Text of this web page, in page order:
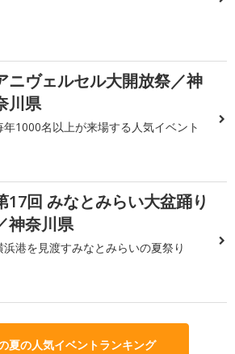
ニヴェルセル大開放祭／神
川県
年1000名以上が来場する人気イベント
17回 みなとみらい大盆踊り
神奈川県
浜港を見渡すみなとみらいの夏祭り
夏の人気イベントランキング